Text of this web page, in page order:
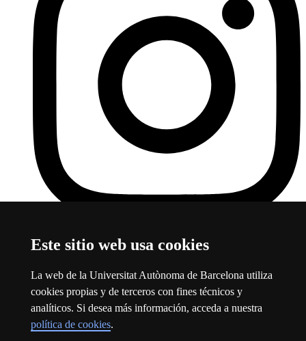
Este sitio web usa cookies
La web de la Universitat Autònoma de Barcelona utiliza
cookies propias y de terceros con fines técnicos y
analíticos. Si desea más información, acceda a nuestra
política de cookies.
Sobre el web
Universitat Autònoma de Barcelona
Aviso legalEste enlace se abre en una nueva ventana
Protección de datosEste enlace se abre en una nueva ventana
Sobre el webEste enlace se abre en una nueva ventana